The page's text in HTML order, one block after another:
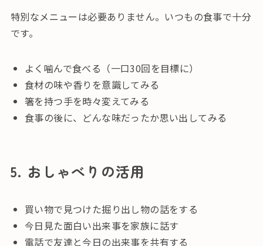
特別なメニューは必要ありません。いつもの食事で十分
です。
よく噛んで食べる（一口30回を目標に）
食材の味や香りを意識してみる
箸を持つ手を時々変えてみる
食事の後に、どんな味だったか思い出してみる
5. おしゃべりの活用
買い物で見つけた掘り出し物の話をする
今日見た面白い出来事を家族に話す
電話で友達と今日の出来事を共有する